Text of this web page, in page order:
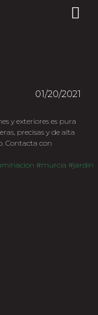
01/20/2021
y exteriores es pura
precisas y de alta
Contacta con
#murcia #jardin